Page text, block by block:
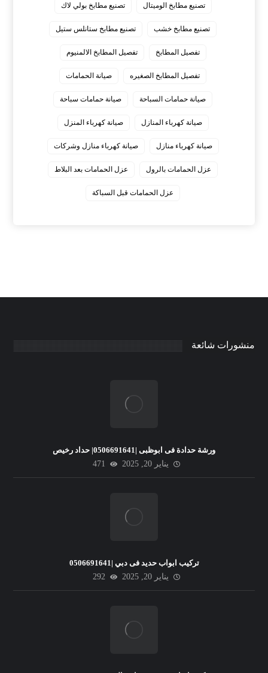
تصنيع مطابخ الوميتال تصنيع مطابخ بولي لاك
تصنيع مطابخ خشب تصنيع مطابخ ستانلس ستيل
تفصيل المطابخ تفصيل المطابخ الالمنيوم
تفصيل المطابخ الصغيره صيانة الحمامات
صيانة حمامات السباحة صيانة حمامات سباحة
صيانة كهرباء المنازل صيانة كهرباء المنزل
صيانة كهرباء منازل صيانة كهرباء منازل وشركات
عزل الحمامات بالرول عزل الحمامات بعد البلاط
عزل الحمامات قبل السباكة
منشورات شائعة
ورشة حدادة فى ابوظبى |0506691641| حداد رخيص
يناير 20, 2025
471
تركيب ابواب حديد فى دبي |0506691641
يناير 20, 2025
292